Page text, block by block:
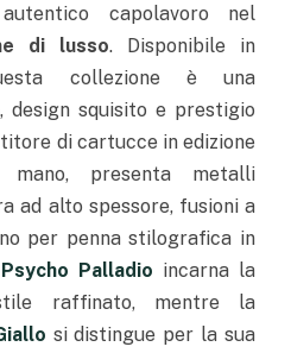
capolavoro nel
di lusso. Disponibile in
collezione è una
design squisito e prestigio
di cartucce in edizione
presenta metalli
ad alto spessore, fusioni a
per penna stilografica in
Psycho Palladio incarna la
raffinato, mentre la
si distingue per la sua